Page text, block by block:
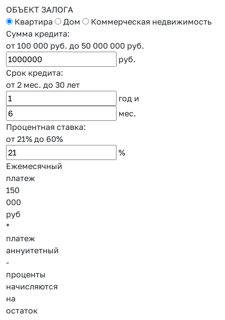
ОБЪЕКТ ЗАЛОГА
Квартира
Дом
Коммерческая недвижимость
Сумма кредита:
от 100 000 руб. до 50 000 000 руб.
руб.
Срок кредита:
от 2 мес. до 30 лет
год и
мес.
Процентная ставка:
от 21% до 60%
%
Ежемесячный
платеж
150
000
руб
*
платеж
аннуитетный
-
проценты
начисляются
на
остаток